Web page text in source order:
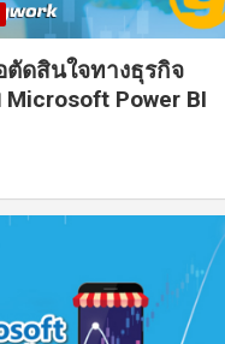
ตัดสินใจทางธุรกิจ
Power BI